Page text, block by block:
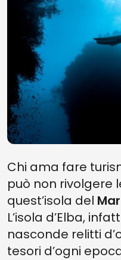
Chi ama fare
può non rivolgere
quest’isola del
L’isola d’Elba,
nasconde relitti
tesori d’ogni